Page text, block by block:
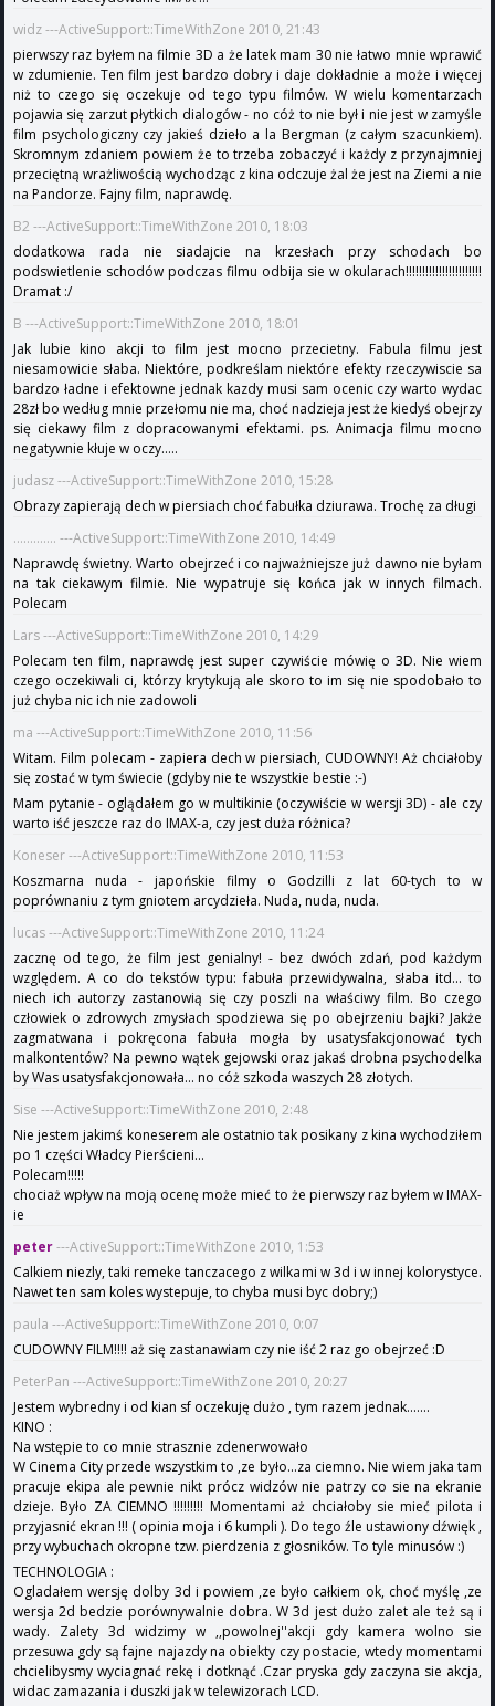
widz ---ActiveSupport::TimeWithZone 2010, 21:43
pierwszy raz byłem na filmie 3D a że latek mam 30 nie łatwo mnie wprawić
w zdumienie. Ten film jest bardzo dobry i daje dokładnie a może i więcej
niż to czego się oczekuje od tego typu filmów. W wielu komentarzach
pojawia się zarzut płytkich dialogów - no cóż to nie był i nie jest w zamyśle
film psychologiczny czy jakieś dzieło a la Bergman (z całym szacunkiem).
Skromnym zdaniem powiem że to trzeba zobaczyć i każdy z przynajmniej
przeciętną wrażliwością wychodząc z kina odczuje żal że jest na Ziemi a nie
na Pandorze. Fajny film, naprawdę.
B2 ---ActiveSupport::TimeWithZone 2010, 18:03
dodatkowa rada nie siadajcie na krzesłach przy schodach bo
podswietlenie schodów podczas filmu odbija sie w okularach!!!!!!!!!!!!!!!!!!!!!!!
Dramat :/
B ---ActiveSupport::TimeWithZone 2010, 18:01
Jak lubie kino akcji to film jest mocno przecietny. Fabula filmu jest
niesamowicie słaba. Niektóre, podkreślam niektóre efekty rzeczywiscie sa
bardzo ładne i efektowne jednak kazdy musi sam ocenic czy warto wydac
28zł bo według mnie przełomu nie ma, choć nadzieja jest że kiedyś obejrzy
się ciekawy film z dopracowanymi efektami. ps. Animacja filmu mocno
negatywnie kłuje w oczy.....
judasz ---ActiveSupport::TimeWithZone 2010, 15:28
Obrazy zapierają dech w piersiach choć fabułka dziurawa. Trochę za długi
............. ---ActiveSupport::TimeWithZone 2010, 14:49
Naprawdę świetny. Warto obejrzeć i co najważniejsze już dawno nie byłam
na tak ciekawym filmie. Nie wypatruje się końca jak w innych filmach.
Polecam
Lars ---ActiveSupport::TimeWithZone 2010, 14:29
Polecam ten film, naprawdę jest super czywiście mówię o 3D. Nie wiem
czego oczekiwali ci, którzy krytykują ale skoro to im się nie spodobało to
już chyba nic ich nie zadowoli
ma ---ActiveSupport::TimeWithZone 2010, 11:56
Witam. Film polecam - zapiera dech w piersiach, CUDOWNY! Aż chciałoby
się zostać w tym świecie (gdyby nie te wszystkie bestie :-)
Mam pytanie - oglądałem go w multikinie (oczywiście w wersji 3D) - ale czy
warto iść jeszcze raz do IMAX-a, czy jest duża różnica?
Koneser ---ActiveSupport::TimeWithZone 2010, 11:53
Koszmarna nuda - japońskie filmy o Godzilli z lat 60-tych to w
poprównaniu z tym gniotem arcydzieła. Nuda, nuda, nuda.
lucas ---ActiveSupport::TimeWithZone 2010, 11:24
zacznę od tego, że film jest genialny! - bez dwóch zdań, pod każdym
względem. A co do tekstów typu: fabuła przewidywalna, słaba itd... to
niech ich autorzy zastanowią się czy poszli na właściwy film. Bo czego
człowiek o zdrowych zmysłach spodziewa się po obejrzeniu bajki? Jakże
zagmatwana i pokręcona fabuła mogła by usatysfakcjonować tych
malkontentów? Na pewno wątek gejowski oraz jakaś drobna psychodelka
by Was usatysfakcjonowała... no cóż szkoda waszych 28 złotych.
Sise ---ActiveSupport::TimeWithZone 2010, 2:48
Nie jestem jakimś koneserem ale ostatnio tak posikany z kina wychodziłem
po 1 części Władcy Pierścieni...
Polecam!!!!!
chociaż wpływ na moją ocenę może mieć to że pierwszy raz byłem w IMAX-
ie
peter---ActiveSupport::TimeWithZone 2010, 1:53
Calkiem niezly, taki remeke tanczacego z wilkami w 3d i w innej kolorystyce.
Nawet ten sam koles wystepuje, to chyba musi byc dobry;)
paula ---ActiveSupport::TimeWithZone 2010, 0:07
CUDOWNY FILM!!!! aż się zastanawiam czy nie iść 2 raz go obejrzeć :D
PeterPan ---ActiveSupport::TimeWithZone 2010, 20:27
Jestem wybredny i od kian sf oczekuję dużo , tym razem jednak.......
KINO :
Na wstępie to co mnie strasznie zdenerwowało
W Cinema City przede wszystkim to ,ze było...za ciemno. Nie wiem jaka tam
pracuje ekipa ale pewnie nikt prócz widzów nie patrzy co sie na ekranie
dzieje. Było ZA CIEMNO !!!!!!!!! Momentami aż chciałoby sie mieć pilota i
przyjasnić ekran !!! ( opinia moja i 6 kumpli ). Do tego źle ustawiony dźwięk ,
przy wybuchach okropne tzw. pierdzenia z głosników. To tyle minusów :)
TECHNOLOGIA :
Ogladałem wersję dolby 3d i powiem ,ze było całkiem ok, choć myślę ,ze
wersja 2d bedzie porównywalnie dobra. W 3d jest dużo zalet ale też są i
wady. Zalety 3d widzimy w ,,powolnej''akcji gdy kamera wolno sie
przesuwa gdy są fajne najazdy na obiekty czy postacie, wtedy momentami
chcielibysmy wyciagnać rekę i dotknąć .Czar pryska gdy zaczyna sie akcja,
widac zamazania i duszki jak w telewizorach LCD.